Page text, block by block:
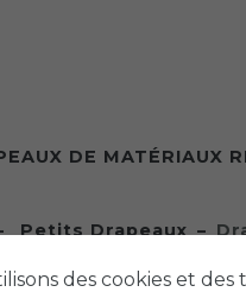
DE MATÉRIAUX
Petits Drapeaux
des cookies et